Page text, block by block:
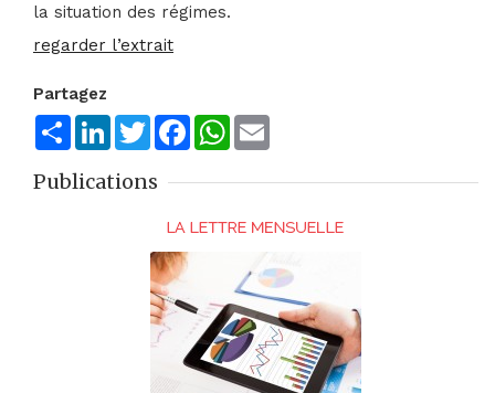
la situation des régimes.
regarder l’extrait
Partagez
ShareLinkedInTwitterFacebookWhatsApp
Publications